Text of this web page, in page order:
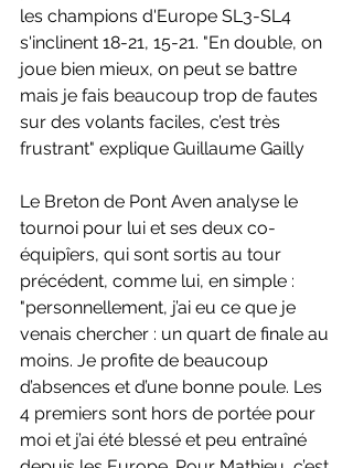
les champions d'Europe SL3-SL4
s'inclinent 18-21, 15-21. "En double, on
joue bien mieux, on peut se battre
mais je fais beaucoup trop de fautes
sur des volants faciles, c’est très
frustrant" explique Guillaume Gailly
Le Breton de Pont Aven analyse le
tournoi pour lui et ses deux co-
équipîers, qui sont sortis au tour
précédent, comme lui, en simple :
"personnellement, j’ai eu ce que je
venais chercher : un quart de finale au
moins. Je profite de beaucoup
d’absences et d’une bonne poule. Les
4 premiers sont hors de portée pour
moi et j’ai été blessé et peu entraîné